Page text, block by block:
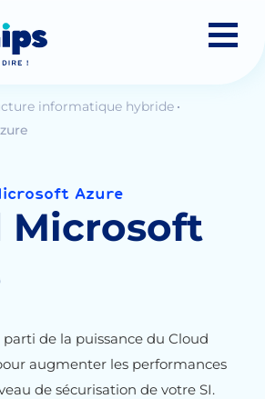
informatique hybride
Azure
Microsoft
de la puissance du Cloud
augmenter les performances
de sécurisation de votre SI.